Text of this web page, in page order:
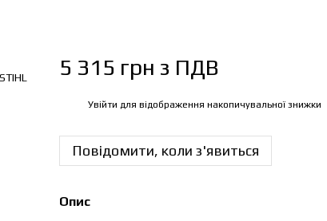
5 315 грн з ПДВ
Увійти для відображення накопичувальної знижки
Повідомити, коли з'явиться
Опис